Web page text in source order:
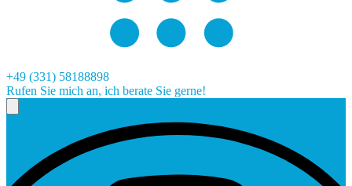
+49 (331) 58188898
Rufen Sie mich an, ich berate Sie gerne!